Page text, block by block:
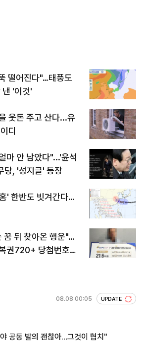
떨어진다"…태풍도
낸 '이것'
웃돈 주고 산다...유
디
마 안 남았다"...'윤석
당, '성지글' 등장
' 한반도 빗겨간다…
꿈 뒤 찾아온 행운"…
권720+ 당첨번호조
08.08 00:05 UPDATE
공동 발의 괜찮아…그것이 협치"